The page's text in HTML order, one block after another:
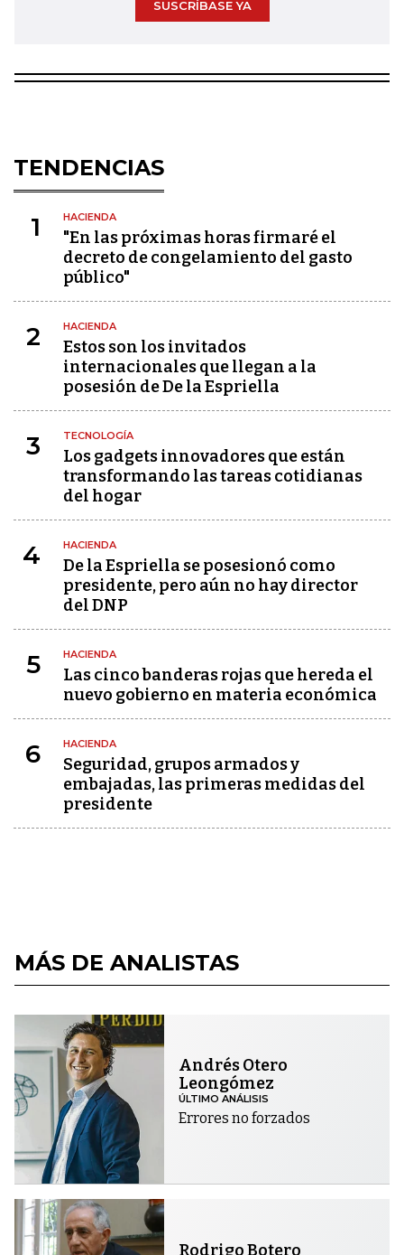
SUSCRÍBASE YA
TENDENCIAS
1 HACIENDA
"En las próximas horas firmaré el
decreto de congelamiento del gasto
público"
2 HACIENDA
Estos son los invitados
internacionales que llegan a la
posesión de De la Espriella
3 TECNOLOGÍA
Los gadgets innovadores que están
transformando las tareas cotidianas
del hogar
4 HACIENDA
De la Espriella se posesionó como
presidente, pero aún no hay director
del DNP
5 HACIENDA
Las cinco banderas rojas que hereda el
nuevo gobierno en materia económica
6 HACIENDA
Seguridad, grupos armados y
embajadas, las primeras medidas del
presidente
MÁS DE ANALISTAS
Andrés Otero
Leongómez
ÚLTIMO ANÁLISIS
Errores no forzados
Rodrigo Botero